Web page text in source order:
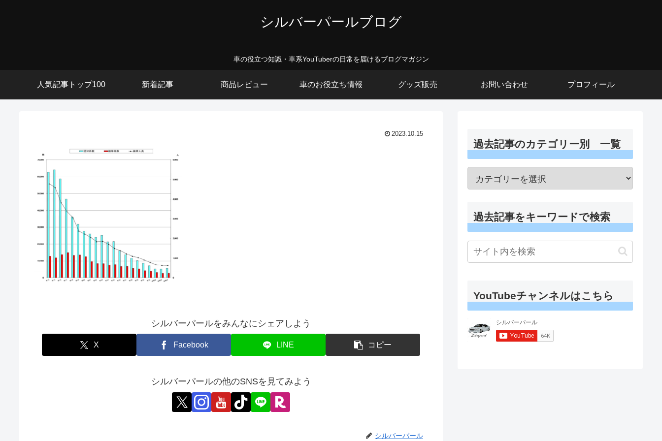
シルバーパールブログ
車の役立つ知識・車系YouTuberの日常を届けるブログマガジン
人気記事トップ100 新着記事 商品レビュー 車のお役立ち情報 グッズ販売 お問い合わせ プロフィール
2023.10.15
シルバーパールをみんなにシェアしよう
X Facebook LINE コピー
シルバーパールの他のSNSを見てみよう
シルバーパール
過去記事のカテゴリー別 一覧
過去記事をキーワードで検索
YouTubeチャンネルはこちら